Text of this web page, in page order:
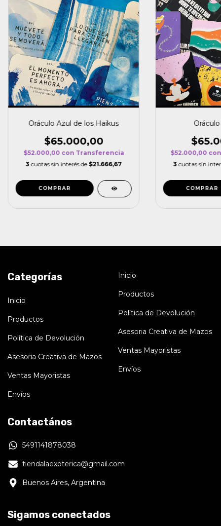
Oráculo Azul de los Haikus
$65.000,00
$52.000,00 con Transferencia
3 cuotas sin interés de $21.666,67
$52.000,00 con
3 cuotas sin
Categorías
Inicio
Productos
Política de Devolución
Asesoria Creativa de Mazos
Ventas Mayoristas
Envíos
Inicio
Productos
Política de Devolución
Asesoria Creativa de Mazos
Ventas Mayoristas
Envíos
Contactános
5491141878038
tiendalaexoterica@gmail.com
Buenos Aires, Argentina
Sigamos conectados